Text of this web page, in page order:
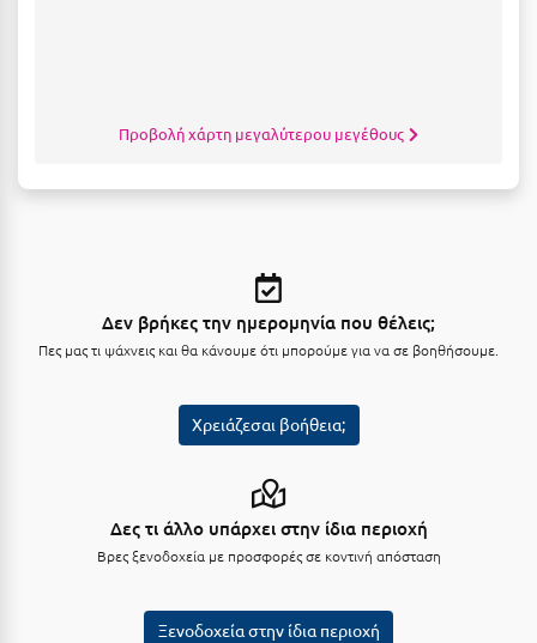
Τ
Προβολή χάρτη μεγαλύτερου μεγέθους
Δεν βρήκες την ημερομηνία που θέλεις;
Πες μας τι ψάχνεις και θα κάνουμε ότι μπορούμε για να σε βοηθήσουμε.
Χρειάζεσαι βοήθεια;
Δες τι άλλο υπάρχει στην ίδια περιοχή
Βρες ξενοδοχεία με προσφορές σε κοντινή απόσταση
Ξενοδοχεία στην ίδια περιοχή